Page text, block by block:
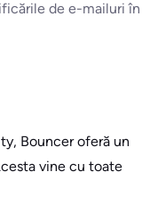
de e-mailuri în
Bouncer oferă un
vine cu toate